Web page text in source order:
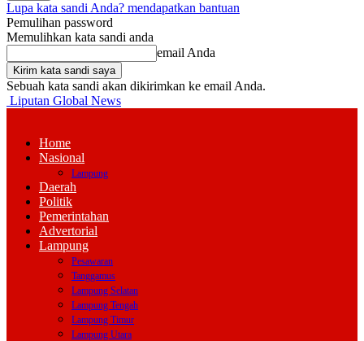
Lupa kata sandi Anda? mendapatkan bantuan
Pemulihan password
Memulihkan kata sandi anda
email Anda
Sebuah kata sandi akan dikirimkan ke email Anda.
Liputan Global News
Home
Nasional
Lampung
Daerah
Politik
Pemerintahan
Advertorial
Lampung
Pesawaran
Tanggamus
Lampung Selatan
Lampung Tengah
Lampung Timur
Lampung Utara